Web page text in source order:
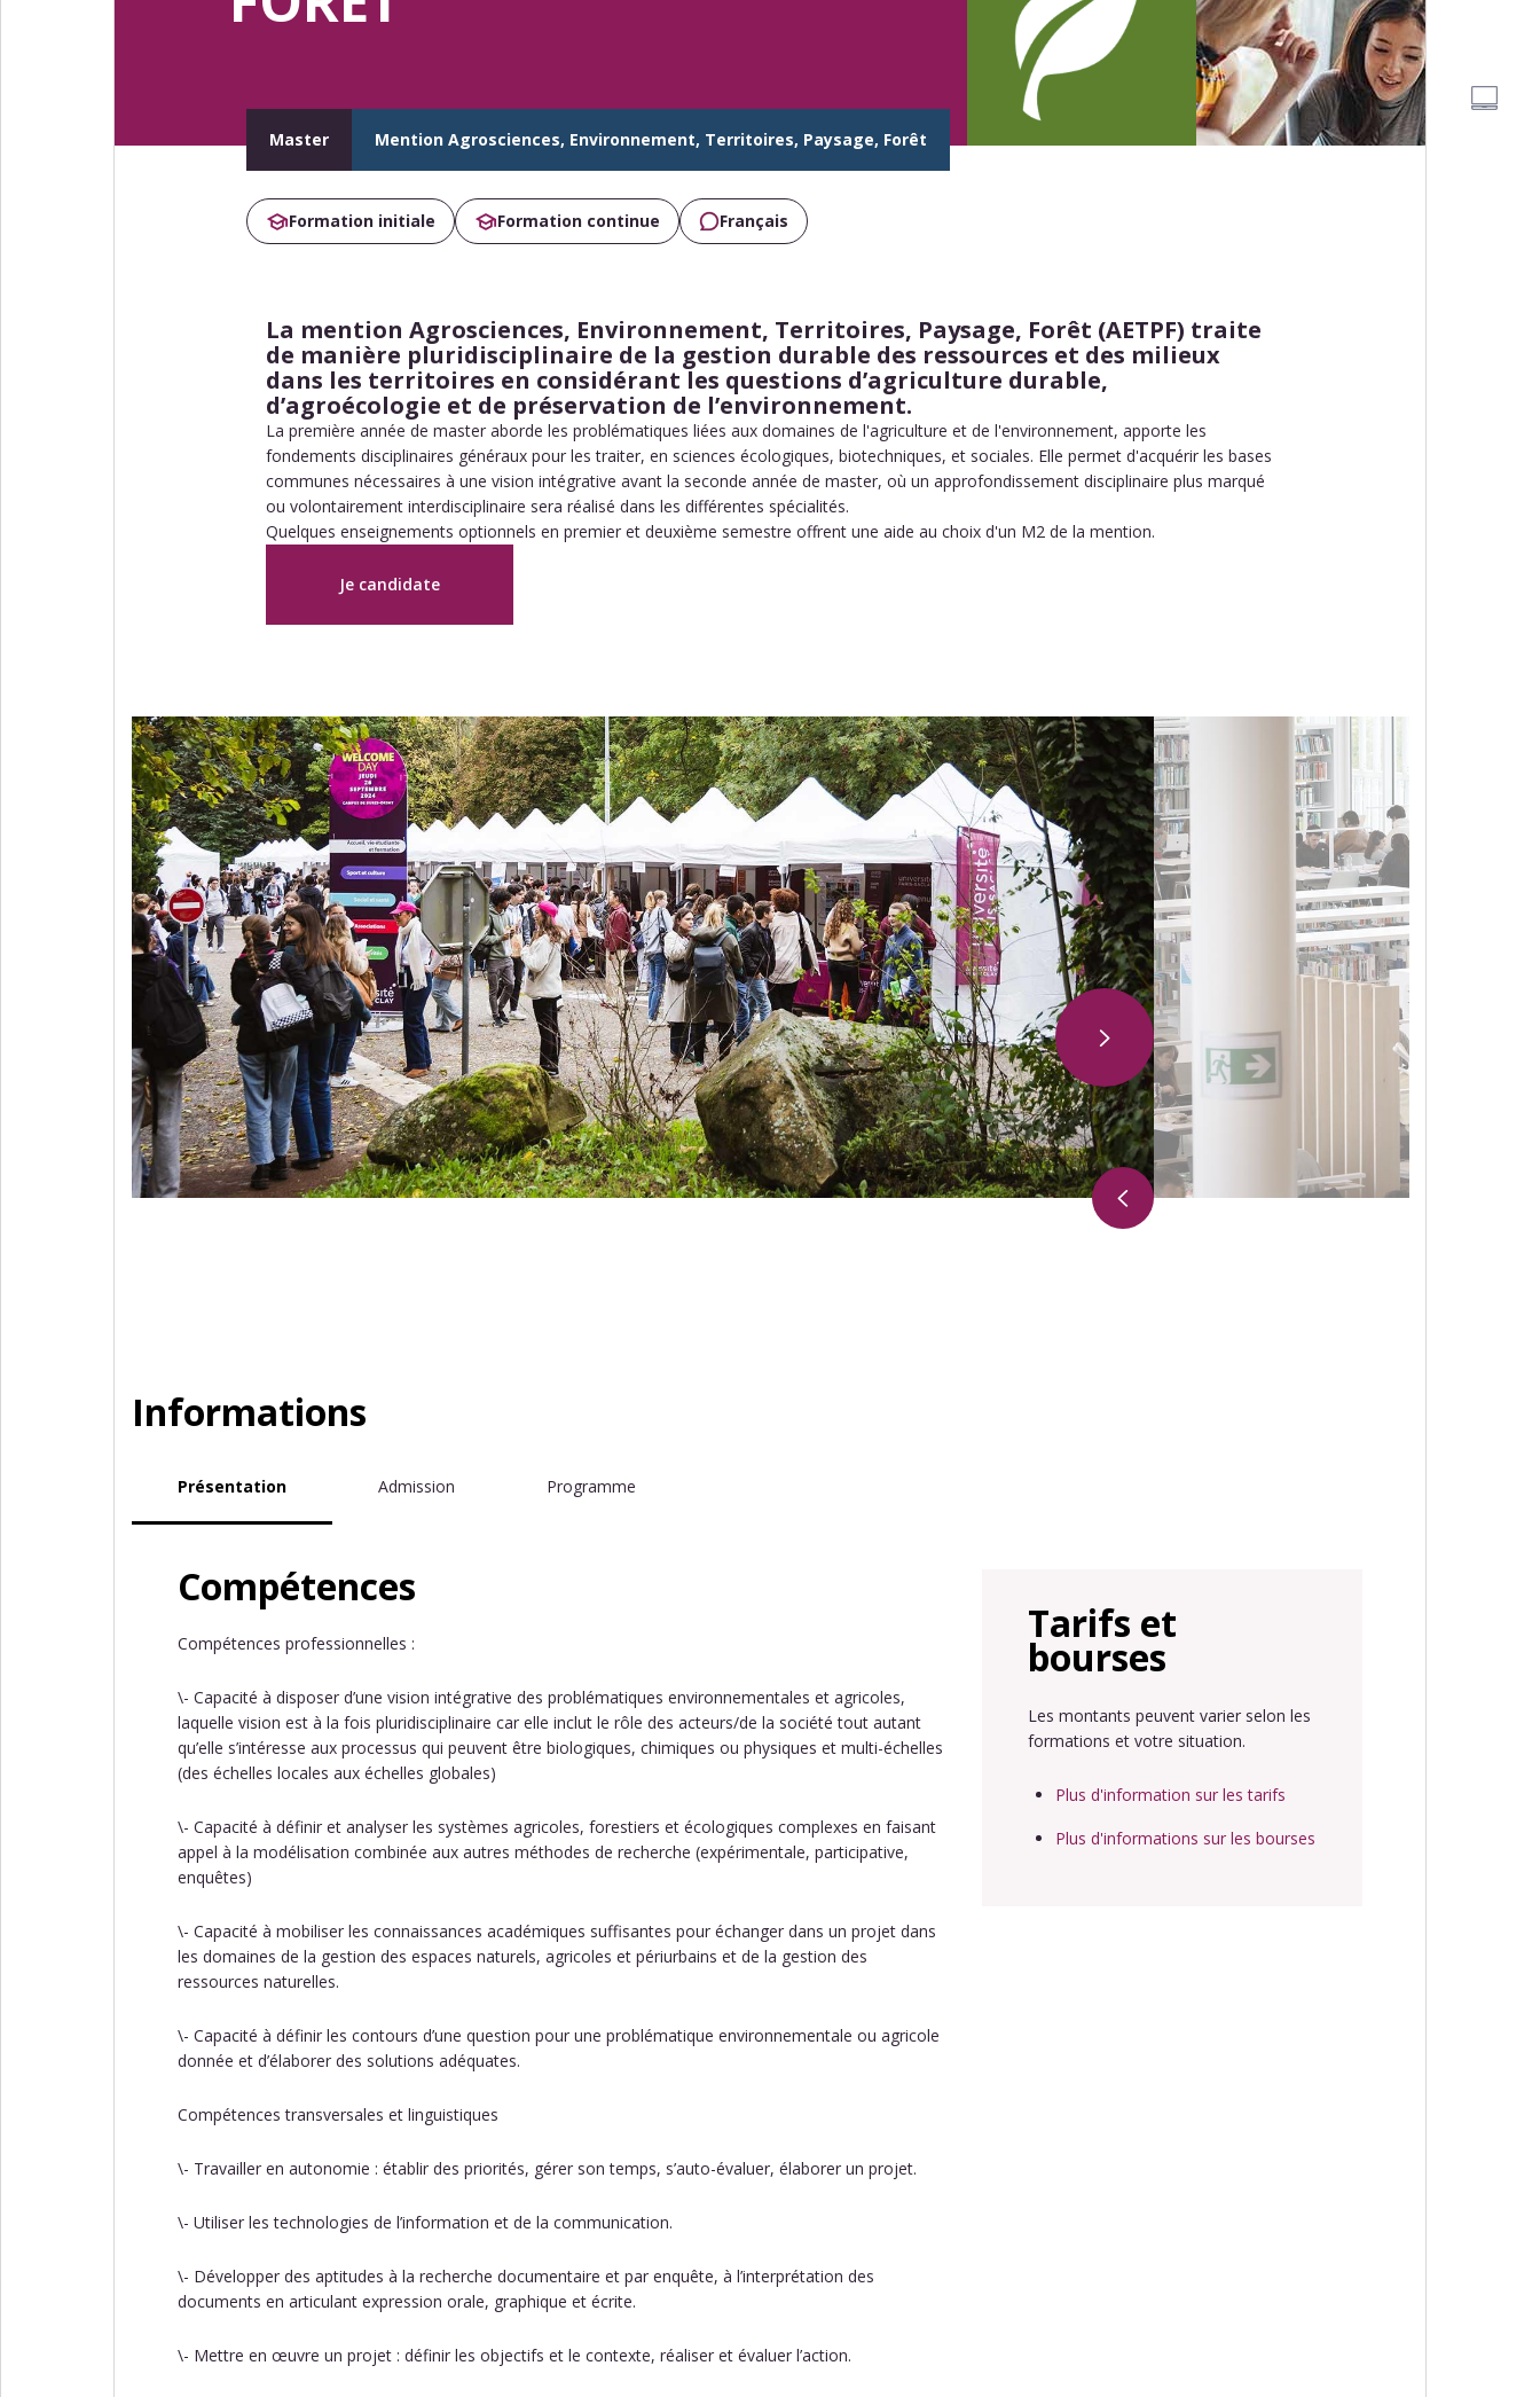
Master Mention Agrosciences, Environnement, Territoires, Paysage, Forêt
Formation initiale Formation continue Français
La mention Agrosciences, Environnement, Territoires, Paysage, Forêt (AETPF) traite
de manière pluridisciplinaire de la gestion durable des ressources et des milieux
dans les territoires en considérant les questions d’agriculture durable,
d’agroécologie et de préservation de l’environnement.
La première année de master aborde les problématiques liées aux domaines de l'agriculture et de l'environnement, apporte les
fondements disciplinaires généraux pour les traiter, en sciences écologiques, biotechniques, et sociales. Elle permet d'acquérir les bases
communes nécessaires à une vision intégrative avant la seconde année de master, où un approfondissement disciplinaire plus marqué
ou volontairement interdisciplinaire sera réalisé dans les différentes spécialités.
Quelques enseignements optionnels en premier et deuxième semestre offrent une aide au choix d'un M2 de la mention.
Je candidate
Informations
Présentation Admission Programme
Compétences
Compétences professionnelles :
\- Capacité à disposer d’une vision intégrative des problématiques environnementales et agricoles,
laquelle vision est à la fois pluridisciplinaire car elle inclut le rôle des acteurs/de la société tout autant
qu’elle s’intéresse aux processus qui peuvent être biologiques, chimiques ou physiques et multi-échelles
(des échelles locales aux échelles globales)
\- Capacité à définir et analyser les systèmes agricoles, forestiers et écologiques complexes en faisant
appel à la modélisation combinée aux autres méthodes de recherche (expérimentale, participative,
enquêtes)
\- Capacité à mobiliser les connaissances académiques suffisantes pour échanger dans un projet dans
les domaines de la gestion des espaces naturels, agricoles et périurbains et de la gestion des
ressources naturelles.
\- Capacité à définir les contours d’une question pour une problématique environnementale ou agricole
donnée et d’élaborer des solutions adéquates.
Compétences transversales et linguistiques
\- Travailler en autonomie : établir des priorités, gérer son temps, s’auto-évaluer, élaborer un projet.
\- Utiliser les technologies de l’information et de la communication.
\- Développer des aptitudes à la recherche documentaire et par enquête, à l’interprétation des
documents en articulant expression orale, graphique et écrite.
\- Mettre en œuvre un projet : définir les objectifs et le contexte, réaliser et évaluer l’action.
Tarifs et
bourses
Les montants peuvent varier selon les
formations et votre situation.
Plus d'information sur les tarifs
Plus d'informations sur les bourses